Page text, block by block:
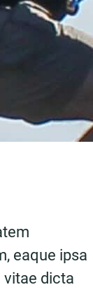
eaque ipsa
vitae dicta